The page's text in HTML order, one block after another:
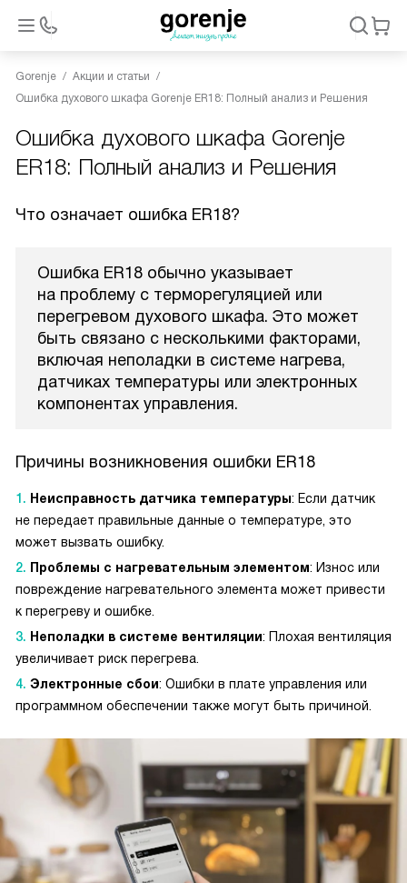
Gorenje
Акции и статьи
Ошибка духового шкафа Gorenje ER18: Полный анализ и Решения
Ошибка духового шкафа Gorenje
ER18: Полный анализ и Решения
Что означает ошибка ER18?
Ошибка ER18 обычно указывает
на проблему с терморегуляцией или
перегревом духового шкафа. Это может
быть связано с несколькими факторами,
включая неполадки в системе нагрева,
датчиках температуры или электронных
компонентах управления.
Причины возникновения ошибки ER18
Неисправность датчика температуры: Если датчик
не передает правильные данные о температуре, это
может вызвать ошибку.
Проблемы с нагревательным элементом: Износ или
повреждение нагревательного элемента может привести
к перегреву и ошибке.
Неполадки в системе вентиляции: Плохая вентиляция
увеличивает риск перегрева.
Электронные сбои: Ошибки в плате управления или
программном обеспечении также могут быть причиной.